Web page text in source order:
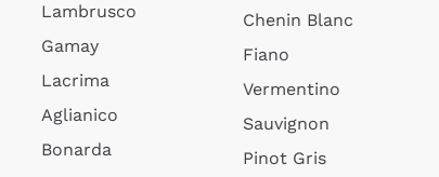
Lambrusco
Gamay
Lacrima
Aglianico
Bonarda
Chenin Blanc
Fiano
Vermentino
Sauvignon
Pinot Gris